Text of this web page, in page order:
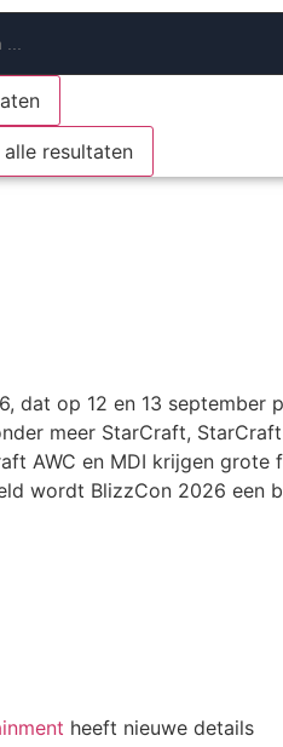
alle resultaten
dat op 12 en 13 september
meer StarCraft,
AWC en MDI krijgen grote
wordt BlizzCon 2026 een
heeft nieuwe details